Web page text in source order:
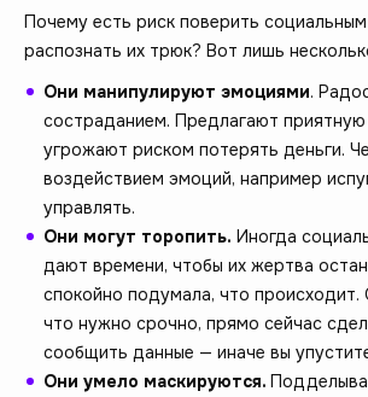
Почему есть риск поверить
распознать их трюк? Вот лишь
Они манипулируют эмоциями.
состраданием. Предлагают приятную
угрожают риском потерять деньги.
воздействием эмоций, например
управлять.
Они могут торопить. Иногда
дают времени, чтобы их жертва
спокойно подумала, что происходит.
что нужно срочно, прямо сейчас
сообщить данные — иначе вы
Они умело маскируются.